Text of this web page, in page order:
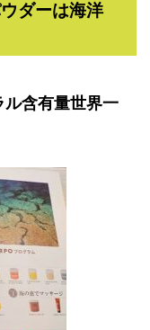
ダーは海洋
ル含有量世界一